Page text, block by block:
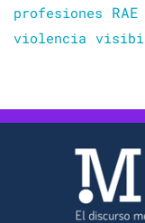
profesiones RAE
violencia